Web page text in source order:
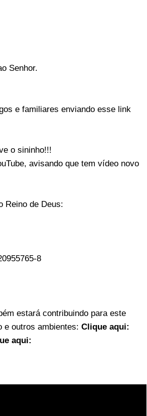
Senhor.
e familiares enviando esse link
o sininho!!!
avisando que tem vídeo novo
Reino de Deus:
8
estará contribuindo para este
e outros ambientes: Clique aqui:
aqui: